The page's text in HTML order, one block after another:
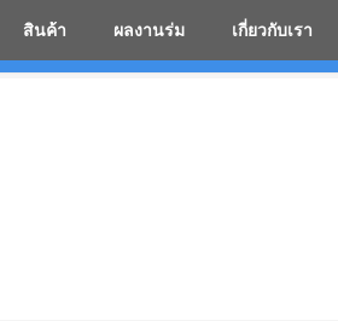
สินค้า ผลงานร่ม เกี่ยวกับเรา
โรงงานร่มสกรีนโล